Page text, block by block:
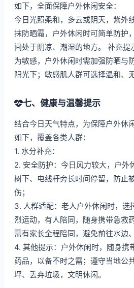
如下，全面保障户外休闲安全：
今日光照柔和，多云或阴天，紫外
抹防晒霜，户外休闲时可简单防护
间处于阴凉、潮湿的地方。 补充
为敏感，户外休闲时需加强防晒与
阳光下；敏感肌人群可选择温和、
七、健康与温馨提示
结合今日天气特点，为保障户外休
如下，覆盖各类人群：
1. 水分补充：
2. 安全防护：今日风力较大，户外
树下、电线杆旁长时间停留，防止
伤；
3. 人群适配：老人户外休闲时，选
烈运动，有人陪同，随身携带急救
需有家长全程陪同，避免前往水边
4. 其他提示：户外休闲时，随身携
药品，以备不时之需；遵守当地公
坪、丢弃垃圾，文明休闲。